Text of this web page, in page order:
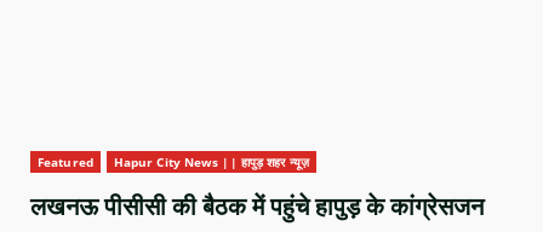
Featured Hapur City News || हापुड़ शहर न्यूज़
लखनऊ पीसीसी की बैठक में पहुंचे हापुड़ के कांग्रेसजन